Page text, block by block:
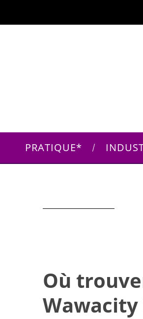
PRATIQUE
Où
Wawacity